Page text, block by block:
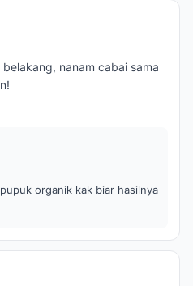
nanam cabai sama
organik kak biar hasilnya